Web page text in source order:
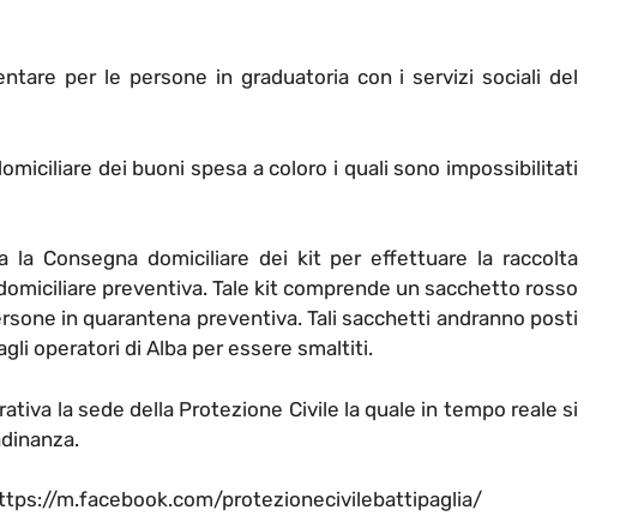
per le persone in graduatoria con i servizi sociali del
dei buoni spesa a coloro i quali sono impossibilitati
la Consegna domiciliare dei kit per effettuare la raccolta
preventiva. Tale kit comprende un sacchetto rosso
in quarantena preventiva. Tali sacchetti andranno posti
operatori di Alba per essere smaltiti.
la sede della Protezione Civile la quale in tempo reale si
m.facebook.com/protezionecivilebattipaglia/